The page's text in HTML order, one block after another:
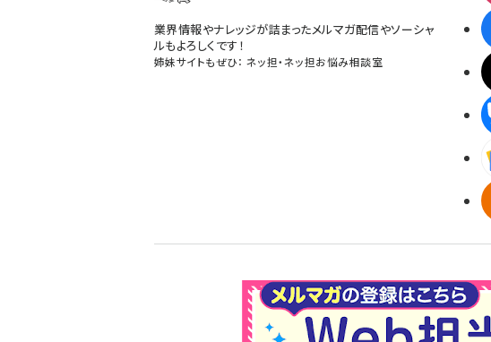
業界情報やナレッジが詰まったメルマガ配信やソーシャ
ルもよろしくです！
姉妹サイトもぜひ： ネッ担・ネッ担お悩み相談室